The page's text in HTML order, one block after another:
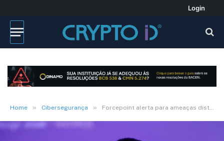
Login
Home » Cibersegurança » Forcepoint alerta para ameaças distribuídas em Java